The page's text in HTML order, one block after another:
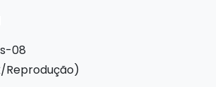
Reprodução)